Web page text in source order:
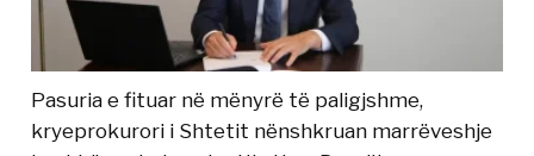
Pasuria e fituar në mënyrë të paligjshme,
kryeprokurori i Shtetit nënshkruan marrëveshje